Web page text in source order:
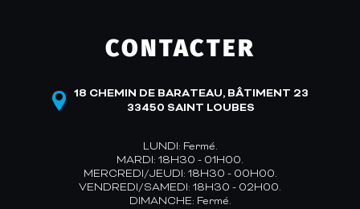
CONTACTER
18 CHEMIN DE BARATEAU, BÂTIMENT 23
33450 SAINT LOUBES
LUNDI: Fermé.
MARDI: 18H30 - 01H00.
MERCREDI/JEUDI: 18H30 - 00H00.
VENDREDI/SAMEDI: 18H30 - 02H00.
DIMANCHE: Fermé.